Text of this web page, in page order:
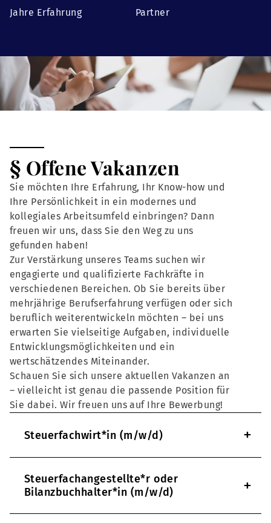
Jahre Erfahrung Partner
§ Offene Vakanzen
Sie möchten Ihre Erfahrung, Ihr Know-how und
Ihre Persönlichkeit in ein modernes und
kollegiales Arbeitsumfeld einbringen? Dann
freuen wir uns, dass Sie den Weg zu uns
gefunden haben!
Zur Verstärkung unseres Teams suchen wir
engagierte und qualifizierte Fachkräfte in
verschiedenen Bereichen. Ob Sie bereits über
mehrjährige Berufserfahrung verfügen oder sich
beruflich weiterentwickeln möchten – bei uns
erwarten Sie vielseitige Aufgaben, individuelle
Entwicklungsmöglichkeiten und ein
wertschätzendes Miteinander.
Schauen Sie sich unsere aktuellen Vakanzen an
– vielleicht ist genau die passende Position für
Sie dabei. Wir freuen uns auf Ihre Bewerbung!
Steuerfachwirt*in (m/w/d) +
Steuerfachangestellte*r oder
Bilanzbuchhalter*in (m/w/d)
+